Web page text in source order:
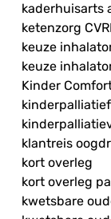
kaderhuisarts
ketenzorg
keuze
keuze
Kinder
kinderpalliatief
klantreis
kort overleg
kort overleg
kwetsbare